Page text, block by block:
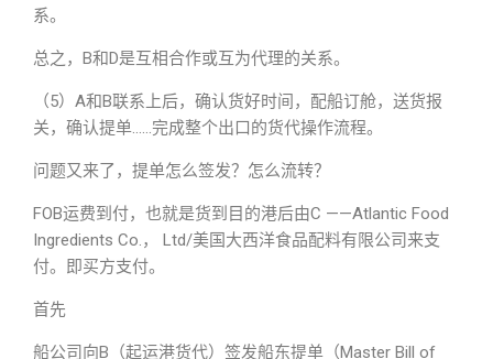
系。
总之，B和D是互相合作或互为代理的关系。
（5）A和B联系上后，确认货好时间，配船订舱，送货报
关，确认提单……完成整个出口的货代操作流程。
问题又来了，提单怎么签发？怎么流转？
FOB运费到付，也就是货到目的港后由C ——Atlantic Food
Ingredients Co.， Ltd/美国大西洋食品配料有限公司来支
付。即买方支付。
首先
船公司向B（起运港货代）签发船东提单（Master Bill of